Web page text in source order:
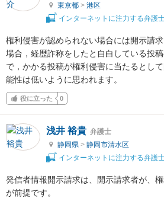
東京都 > 港区
インターネットに注力する弁護
権利侵害が認められない場合には開示請
場合，経歴詐称をしたと自白している投
で，かかる投稿が権利侵害に当たるとし
能性は低いように思われます。
役に立った 0
浅井 裕貴 弁護士
静岡県 > 静岡市清水区
インターネットに注力する弁護
発信者情報開示請求は、開示請求者が、
が前提です。